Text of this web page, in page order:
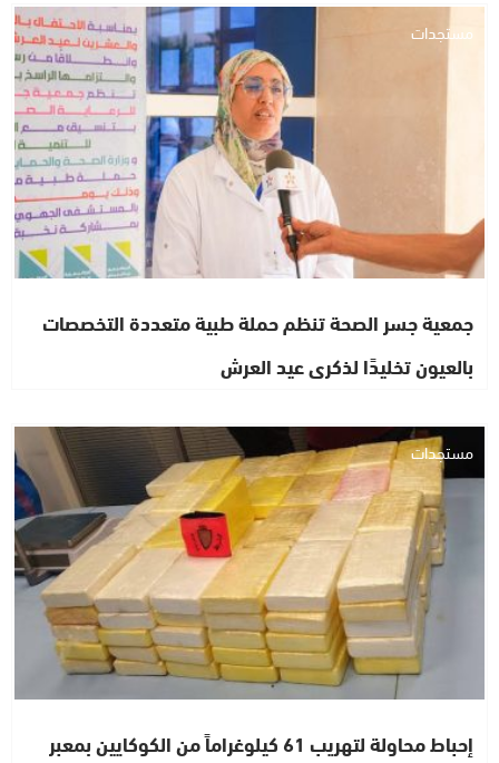
مستجدات
جمعية جسر الصحة تنظم حملة طبية متعددة التخصصات
بالعيون تخليدًا لذكرى عيد العرش
مستجدات
إحباط محاولة لتهريب 61 كيلوغراماً من الكوكايين بمعبر